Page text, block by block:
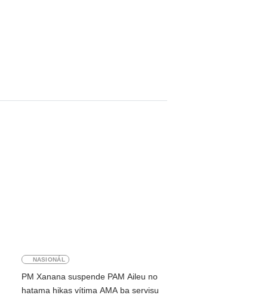
NASIONÁL
PM Xanana suspende PAM Aileu no
hatama hikas vítima AMA ba servisu